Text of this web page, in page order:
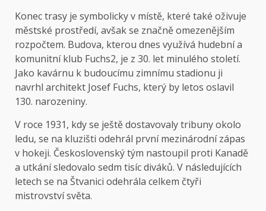
Konec trasy je symbolicky v místě, které také oživuje
městské prostředí, avšak se značně omezenějším
rozpočtem. Budova, kterou dnes využívá hudební a
komunitní klub Fuchs2, je z 30. let minulého století.
Jako kavárnu k budoucímu zimnímu stadionu ji
navrhl architekt Josef Fuchs, který by letos oslavil
130. narozeniny.
V roce 1931, kdy se ještě dostavovaly tribuny okolo
ledu, se na kluzišti odehrál první mezinárodní zápas
v hokeji. Československý tým nastoupil proti Kanadě
a utkání sledovalo sedm tisíc diváků. V následujících
letech se na Štvanici odehrála celkem čtyři
mistrovství světa.